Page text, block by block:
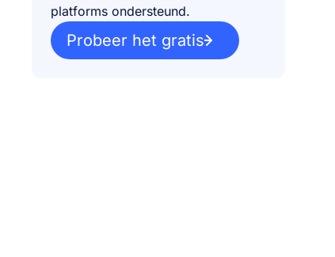
YouTube-video
FAQs
platforms ondersteund.
Probeer het gratis